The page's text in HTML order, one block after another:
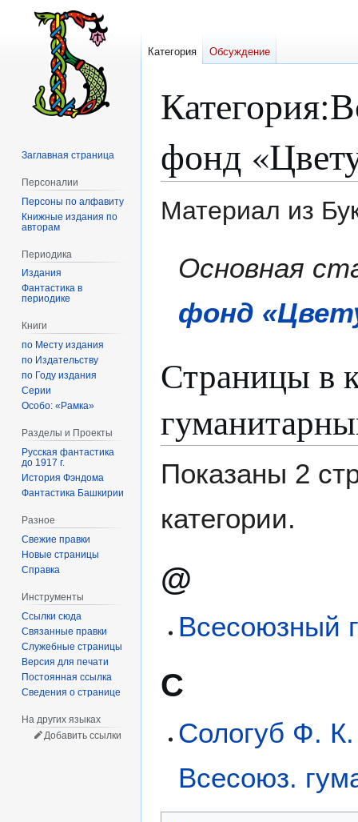
Категория:
фонд
Материал из
Основная
фонд
Страницы в
Показаны 2
категории.
@
Всесоюзный
С
Сологуб Ф.
Всесоюз.
Категория Обсуждение
Заглавная страница
Персоналии
Персоны по алфавиту
Книжные издания по
авторам
Периодика
Издания
Фантастика в
периодике
Книги
по Месту издания
по Издательству
по Году издания
Серии
Особо: «Рамка»
Разделы и Проекты
Русская фантастика
до 1917 г.
История Фэндома
Фантастика Башкирии
Разное
Свежие правки
Новые страницы
Справка
Инструменты
Ссылки сюда
Связанные правки
Служебные страницы
Версия для печати
Постоянная ссылка
Сведения о странице
На других языках
Добавить ссылки